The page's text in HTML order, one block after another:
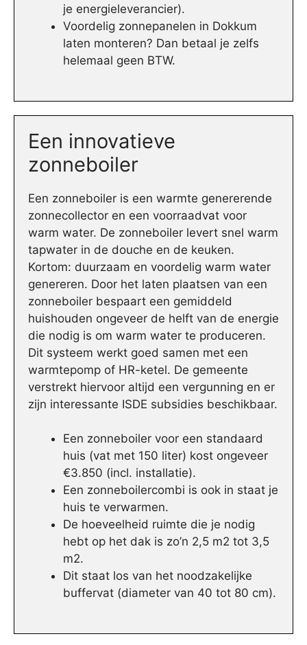
je energieleverancier).
Voordelig zonnepanelen in Dokkum
laten monteren? Dan betaal je zelfs
helemaal geen BTW.
Een innovatieve
zonneboiler
Een zonneboiler is een warmte genererende
zonnecollector en een voorraadvat voor
warm water. De zonneboiler levert snel warm
tapwater in de douche en de keuken.
Kortom: duurzaam en voordelig warm water
genereren. Door het laten plaatsen van een
zonneboiler bespaart een gemiddeld
huishouden ongeveer de helft van de energie
die nodig is om warm water te produceren.
Dit systeem werkt goed samen met een
warmtepomp of HR-ketel. De gemeente
verstrekt hiervoor altijd een vergunning en er
zijn interessante ISDE subsidies beschikbaar.
Een zonneboiler voor een standaard
huis (vat met 150 liter) kost ongeveer
€3.850 (incl. installatie).
Een zonneboilercombi is ook in staat je
huis te verwarmen.
De hoeveelheid ruimte die je nodig
hebt op het dak is zo’n 2,5 m2 tot 3,5
m2.
Dit staat los van het noodzakelijke
buffervat (diameter van 40 tot 80 cm).